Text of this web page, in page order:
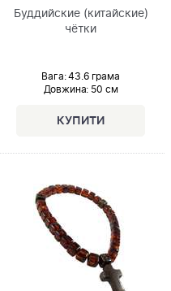
Буддийские (китайские)
чётки
Вага: 43.6 грама
Довжина: 50 см